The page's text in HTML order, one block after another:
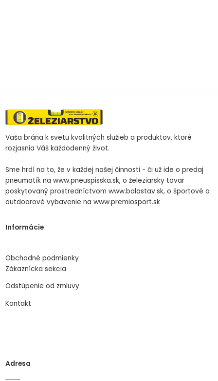
Vaša brána k svetu kvalitných služieb a produktov, ktoré
rozjasnia Váš každodenný život.
Sme hrdí na to, že v každej našej činnosti - či už ide o predaj
pneumatík na www.pneuspisska.sk, o železiarsky tovar
poskytovaný prostredníctvom www.balastav.sk, o športové a
outdoorové vybavenie na www.premiosport.sk
Informácie
Obchodné podmienky
Zákaznícka sekcia
Odstúpenie od zmluvy
Kontakt
Adresa